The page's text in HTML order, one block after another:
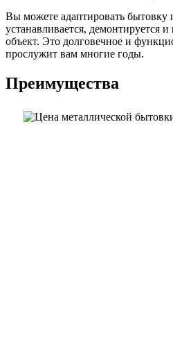
Вы можете адаптировать
устанавливается, демонтируется
объект. Это долговечное и
прослужит вам многие годы.
Преимущества